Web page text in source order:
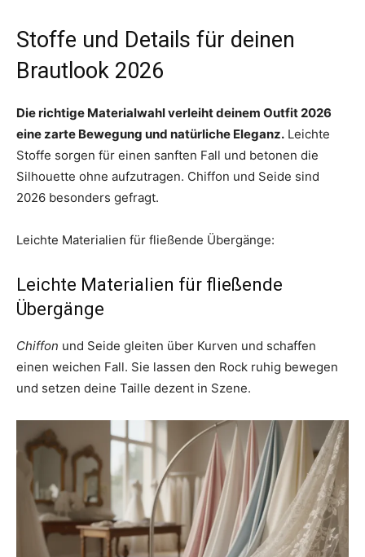
Stoffe und Details für deinen
Brautlook 2026
Die richtige Materialwahl verleiht deinem Outfit 2026
eine zarte Bewegung und natürliche Eleganz. Leichte
Stoffe sorgen für einen sanften Fall und betonen die
Silhouette ohne aufzutragen. Chiffon und Seide sind
2026 besonders gefragt.
Leichte Materialien für fließende Übergänge:
Leichte Materialien für fließende
Übergänge
Chiffon und Seide gleiten über Kurven und schaffen
einen weichen Fall. Sie lassen den Rock ruhig bewegen
und setzen deine Taille dezent in Szene.